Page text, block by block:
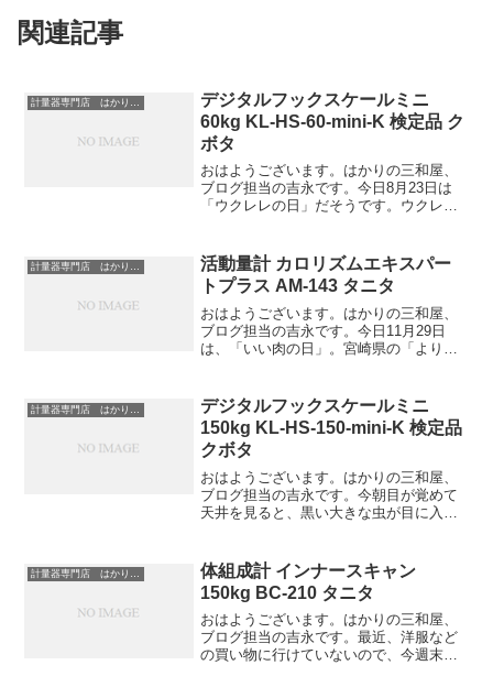
関連記事
デジタルフックスケールミニ
60kg KL-HS-60-mini-K 検定品 ク
ボタ
おはようございます。はかりの三和屋、
ブログ担当の吉永です。今日8月23日は
「ウクレレの日」だそうです。ウクレレ
思っていましたが、まだ行けていませ
ん。格安で行ける4泊5日...
計量器専門店 はかりの三和屋
活動量計 カロリズムエキスパー
トプラス AM-143 タニタ
おはようございます。はかりの三和屋、
ブログ担当の吉永です。今日11月29日
は、「いい肉の日」。宮崎県の「より良
催するお店も多いようですね。私がいつ
も行っている焼き肉屋さ...
デジタルフックスケールミニ
150kg KL-HS-150-mini-K 検定品
クボタ
おはようございます。はかりの三和屋、
ブログ担当の吉永です。今朝目が覚めて
天井を見ると、黒い大きな虫が目に入り
うな感じ。一体何という虫なのか分かり
ませんが、とにかく見つけ...
体組成計 インナースキャン
150kg BC-210 タニタ
おはようございます。はかりの三和屋、
ブログ担当の吉永です。最近、洋服など
の買い物に行けていないので、今週末、